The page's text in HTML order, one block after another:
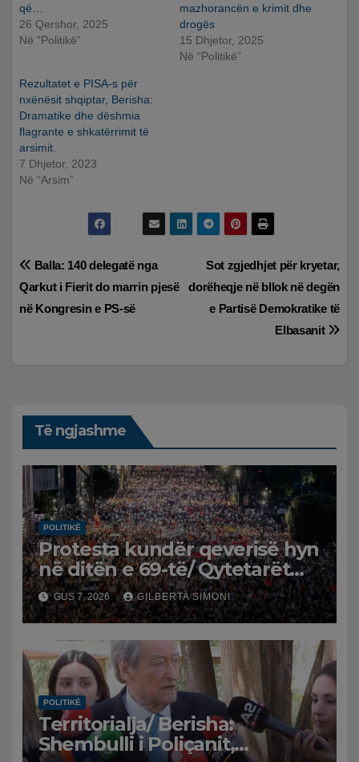
që…
26 Qershor, 2025
Në “Politikë”
mazhorancën e krimit dhe
drogës
15 Dhjetor, 2025
Në “Politikë”
Rezultatet e PISA-s për
nxënësit shqiptar, Berisha:
Dramatike dhe dëshmia
flagrante e shkatërrimit të
arsimit.
7 Dhjetor, 2023
Në “Arsim”
Lëvizje
te
Sot zgjedhjet për kryetar,
dorëheqje në bllok në degën
e Partisë Demokratike të
Elbasanit
Balla: 140 delegatë nga
Qarkut i Fierit do marrin pjesë
në Kongresin e PS-së
Të ngjashme
POLITIKË
Protesta kundër qeverisë hyn
në ditën e 69-të/ Qytetarët
kërkojnë dorëheqjen e
panegociueshme të Edi
Ramës
GUS 7, 2026 GILBERTA SIMONI
POLITIKË
Territorialja/ Berisha:
Shembulli i Poliçanit,